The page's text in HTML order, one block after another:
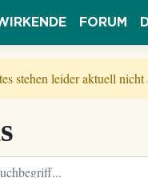
FORUM
stehen leider aktuell